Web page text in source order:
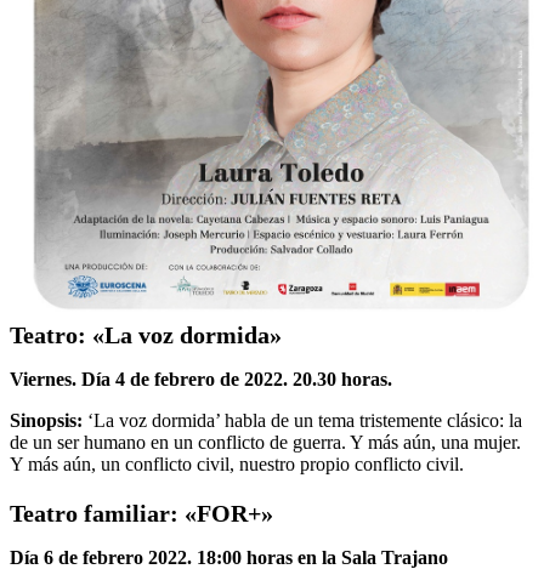
Teatro: «La voz dormida»
Viernes. Día 4 de febrero de 2022. 20.30 horas.
Sinopsis: ‘La voz dormida’ habla de un tema tristemente clásico: la
de un ser humano en un conflicto de guerra. Y más aún, una mujer.
Y más aún, un conflicto civil, nuestro propio conflicto civil.
Teatro familiar: «FOR+»
Día 6 de febrero 2022. 18:00 horas en la Sala Trajano